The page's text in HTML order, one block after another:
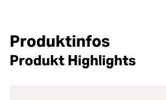
Produktinfos
Produkt Highlights